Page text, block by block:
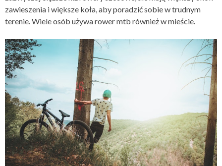
zawieszenia i większe koła, aby poradzić sobie w trudnym
terenie. Wiele osób używa rower mtb również w mieście.